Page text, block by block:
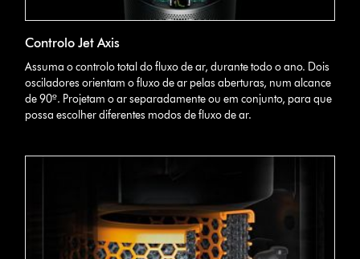
Controlo Jet Axis
Assuma o controlo total do fluxo de ar, durante todo o ano. Dois
osciladores orientam o fluxo de ar pelas aberturas, num alcance
de 90º. Projetam o ar separadamente ou em conjunto, para que
possa escolher diferentes modos de fluxo de ar.